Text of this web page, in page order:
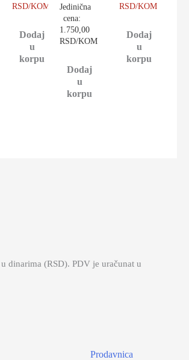
RSD/KOM
Dodaj
u
korpu
od 5
Jedinična
cena:
1.750,00
RSD/KOM
Dodaj
u
korpu
RSD/KOM
Dodaj
u
korpu
u dinarima (RSD). PDV je uračunat u
Prodavnica